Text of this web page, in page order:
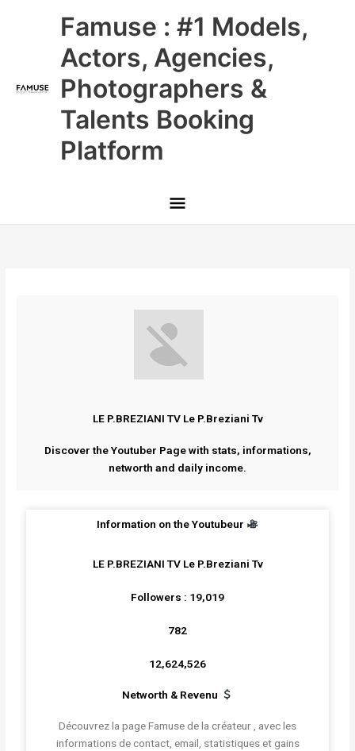
Famuse : #1 Models,
Actors, Agencies,
Photographers &
Talents Booking
Platform
Main
Menu
LE P.BREZIANI TV Le P.Breziani Tv
Discover the Youtuber Page with stats, informations,
networth and daily income.
Information on the Youtubeur
LE P.BREZIANI TV Le P.Breziani Tv
Followers : 19,019
782
12,624,526
Networth & Revenu
Découvrez la page Famuse de la créateur , avec les
informations de contact, email, statistiques et gains